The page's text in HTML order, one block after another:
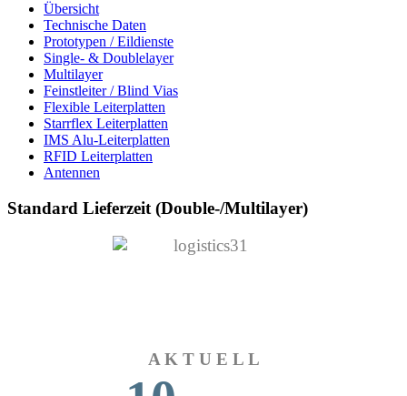
Übersicht
Technische Daten
Prototypen / Eildienste
Single- & Doublelayer
Multilayer
Feinstleiter / Blind Vias
Flexible Leiterplatten
Starrflex Leiterplatten
IMS Alu-Leiterplatten
RFID Leiterplatten
Antennen
Standard Lieferzeit (Double-/Multilayer)
A K T U E L L